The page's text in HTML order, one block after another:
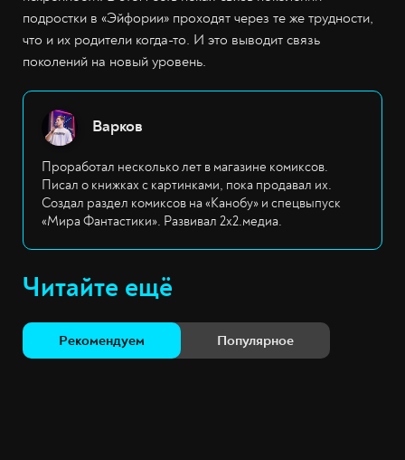
подростки в «Эйфории» проходят через те же трудности,
что и их родители когда-то. И это выводит связь
поколений на новый уровень.
Варков
Проработал несколько лет в магазине комиксов.
Писал о книжках с картинками, пока продавал их.
Создал раздел комиксов на «Канобу» и спецвыпуск
«Мира Фантастики». Развивал 2х2.медиа.
Читайте ещё
Рекомендуем Популярное